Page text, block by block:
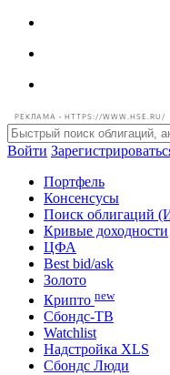
РЕКЛАМА • HTTPS://WWW.HSE.RU/
Войти
Портфель
Консенсусы
Поиск облигаций
Кривые доходности
ЦФА
Best bid/ask
Золото
Крипто new
Сбондс-ТВ
Watchlist
Надстройка XLS
Сбондс Люди